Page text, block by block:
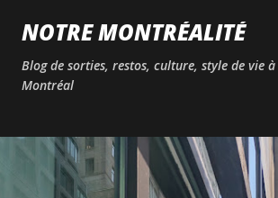
Passer au contenu principal
NOTRE MONTRÉALITÉ
Blog de sorties, restos, culture, style de vie à
Montréal